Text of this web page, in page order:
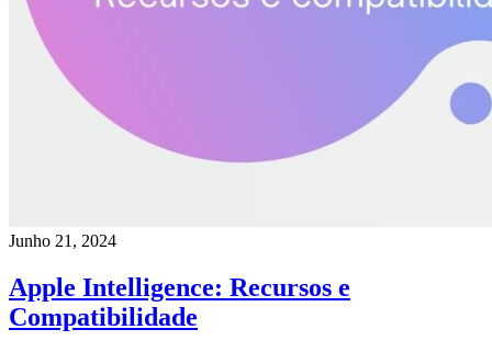
Junho 21, 2024
Apple Intelligence: Recursos e
Compatibilidade